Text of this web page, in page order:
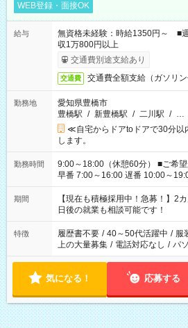
WEB登録・面接OK
給与
無資格未経験：時給1350円～ ■
収1万800円以上
交通費別途支給あり
交通費 交通費全額支給（ガソリン
勤務地
愛知県豊橋市
豊橋駅 / 新豊橋駅 / 二川駅 / …
≪自宅からドアtoドアで30分
します。
勤務時間
9:00～18:00（休憩60分） ■ご希望があれば下記シフトもOK！
早番 7:00～16:00 遅番 10:00～19:00 「家族と休みを合わ
い」 「余裕を持って夕飯の準備
たくない」 など、ご希望を教えてください
の方へ 今ご覧のお仕事で希望する
の勤務時間。 合計で週40時間を
期間
【現在も積極採用中！急募！】
日後の就業も相談可能です！
特徴 履歴書不要 / 40～50代活躍中 / 服
上の大量募集 / 電話対応なし / パ
気になる！ 応募する